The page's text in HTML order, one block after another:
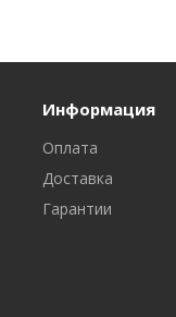
Информация
Оплата
Доставка
Гарантии